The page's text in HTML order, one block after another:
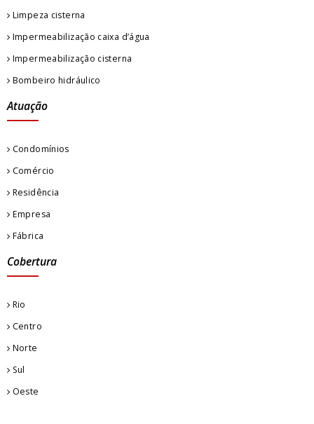
Limpeza cisterna
Impermeabilização caixa d’água
Impermeabilização cisterna
Bombeiro hidráulico
Atuação
Condomínios
Comércio
Residência
Empresa
Fábrica
Cobertura
Rio
Centro
Norte
Sul
Oeste